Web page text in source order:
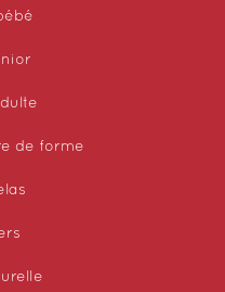
de forme